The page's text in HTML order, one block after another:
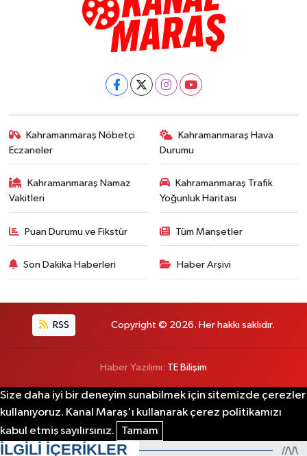
Kahramanmaraş Nöbetçi
Eczaneler
Kahramanmaraş Hava
Durumu
Kahramanmaraş Namaz
Vakitleri
Kahramanmaraş Trafik
Yoğunluk Haritası
Puan Durumu ve Fikstür Tüm Manşetler
Son Dakika Haberleri Haber Arşivi
RSS Copyright © 2026. Her hakkı saklıdır.
Haber Yazılımı: TE Bilişim
Size daha iyi bir deneyim sunabilmek için sitemizde çerezler
kullanıyoruz. Kanal Maraş'ı kullanarak çerez politikamızı
kabul etmiş sayılırsınız.
Tamam